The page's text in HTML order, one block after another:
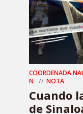
COORDENADA
N
NOTA
Cuando
de